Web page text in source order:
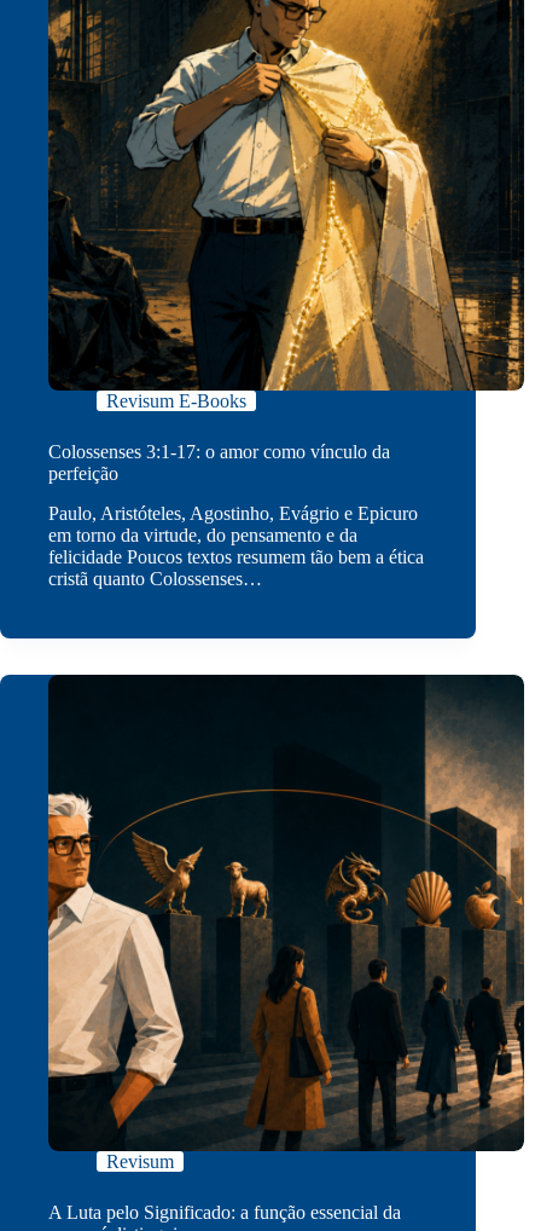
Revisum E-Books
Colossenses 3:1-17: o amor como vínculo da
perfeição
Paulo, Aristóteles, Agostinho, Evágrio e Epicuro
em torno da virtude, do pensamento e da
felicidade Poucos textos resumem tão bem a ética
cristã quanto Colossenses…
Revisum
A Luta pelo Significado: a função essencial da